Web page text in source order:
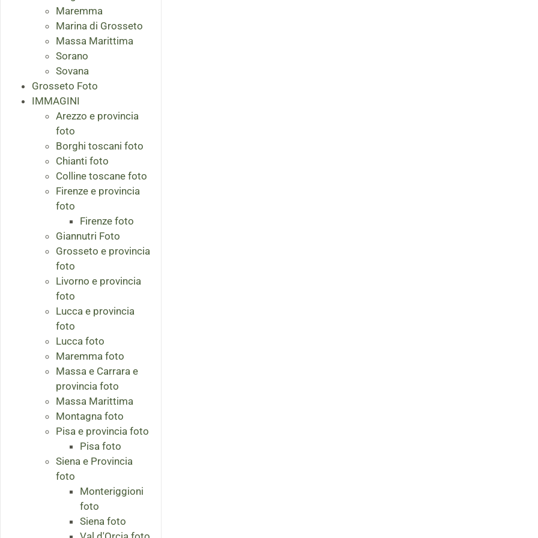
Maremma
Marina di Grosseto
Massa Marittima
Sorano
Sovana
Grosseto Foto
IMMAGINI
Arezzo e provincia
foto
Borghi toscani foto
Chianti foto
Colline toscane foto
Firenze e provincia
foto
Firenze foto
Giannutri Foto
Grosseto e provincia
foto
Livorno e provincia
foto
Lucca e provincia
foto
Lucca foto
Maremma foto
Massa e Carrara e
provincia foto
Massa Marittima
Montagna foto
Pisa e provincia foto
Pisa foto
Siena e Provincia
foto
Monteriggioni
foto
Siena foto